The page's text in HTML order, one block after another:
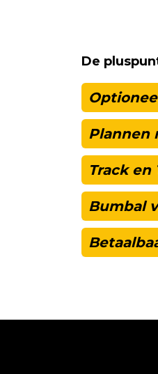
De
Plannen
Track en
Bumbal